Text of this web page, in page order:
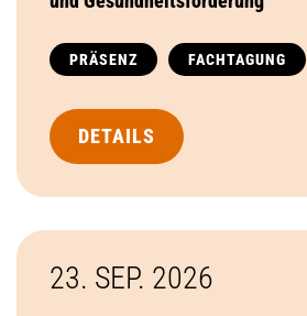
PRÄSENZ FACHTAGUNG
DETAILS
23. SEP. 2026